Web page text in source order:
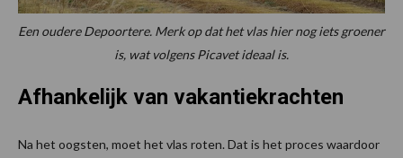
Een oudere Depoortere. Merk op dat het vlas hier nog iets groener
is, wat volgens Picavet ideaal is.
Afhankelijk van vakantiekrachten
Na het oogsten, moet het vlas roten. Dat is het proces waardoor